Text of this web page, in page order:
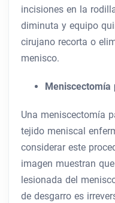
incisiones en la
diminuta y equipo
cirujano recorta o
menisco.
Meniscectomía
Una meniscectomía
tejido meniscal
considerar este
imagen muestran
lesionada del
de desgarro es